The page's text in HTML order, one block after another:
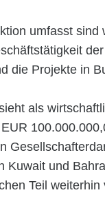
umfasst sind
die Projekte in
als
Kuwait und
Teil